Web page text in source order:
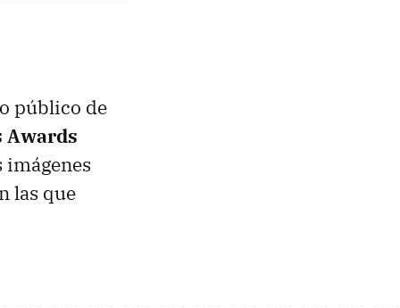
público de
Awards
las que